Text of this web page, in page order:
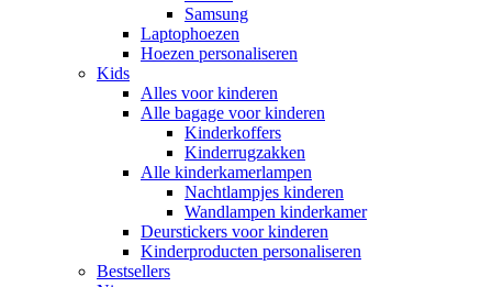
Samsung
Laptophoezen
Hoezen personaliseren
Kids
Alles voor kinderen
Alle bagage voor kinderen
Kinderkoffers
Kinderrugzakken
Alle kinderkamerlampen
Nachtlampjes kinderen
Wandlampen kinderkamer
Deurstickers voor kinderen
Kinderproducten personaliseren
Bestsellers